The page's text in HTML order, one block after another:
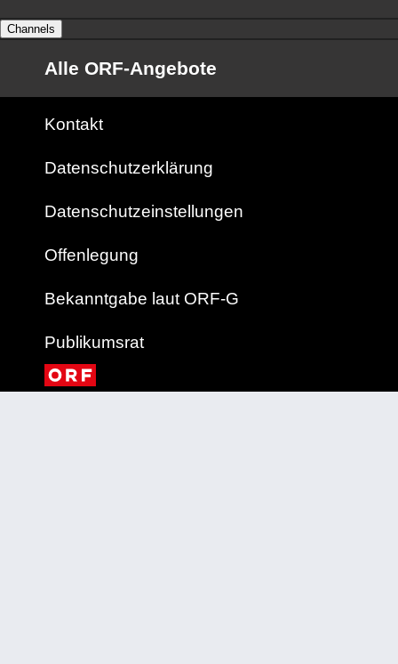
Channels
Alle ORF-Angebote
Kontakt
Datenschutzerklärung
Datenschutzeinstellungen
Offenlegung
Bekanntgabe laut ORF-G
Publikumsrat